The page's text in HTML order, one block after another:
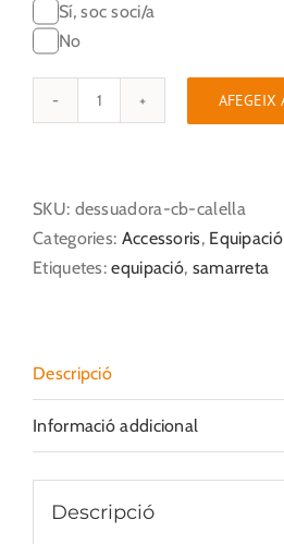
Sí, soc soci/a
No
CB
Calella
AFEGEIX
SKU: dessuadora-cb-calella
Categories: Accessoris, Equipació
Etiquetes:equipació, samarreta
Descripció
Informació addicional
Descripció